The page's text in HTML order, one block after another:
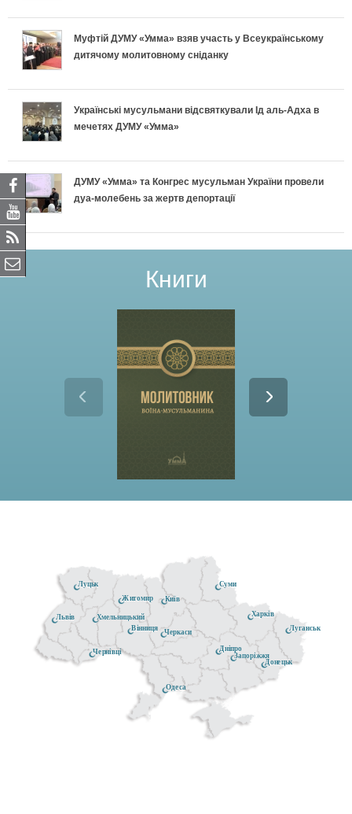
Муфтій ДУМУ «Умма» взяв участь у Всеукраїнському
дитячому молитовному сніданку
Українські мусульмани відсвяткували Ід аль-Адха в
мечетях ДУМУ «Умма»
ДУМУ «Умма» та Конгрес мусульман України провели
дуа-молебень за жертв депортації
Книги
Донецьк
Житомир
Черкаси
Чернівці
Київ
Луганськ
Хмельницький
Луцьк
Дніпро
Одеса
Суми
Вінниця
Запоріжжя
Львів Харків